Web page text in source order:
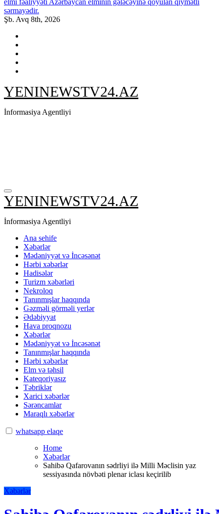
sərmayədir.
Şb. Avq 8th, 2026
YENINEWSTV24.AZ
İnformasiya Agentliyi
YENINEWSTV24.AZ
İnformasiya Agentliyi
Ana sehife
Xəbərlər
Mədəniyyət və İncəsənət
Hərbi xəbərlər
Hadisələr
Turizm xəbərləri
Nekroloq
Tanınmışlar haqqında
Gəzməli görməli yerlər
Ədəbiyyat
Hava proqnozu
Xəbərlər
Mədəniyyət və İncəsənət
Tanınmışlar haqqında
Hərbi xəbərlər
Elm və təhsil
Kateqoriyasız
Təbriklər
Xarici xəbərlər
Sərəncamlar
Maraqlı xəbərlər
whatsapp elaqe
Home
Xəbərlər
Sahibə Qafarovanın sədrliyi ilə Milli Məclisin yaz
sessiyasında növbəti plenar iclası keçirilib
Xəbərlər